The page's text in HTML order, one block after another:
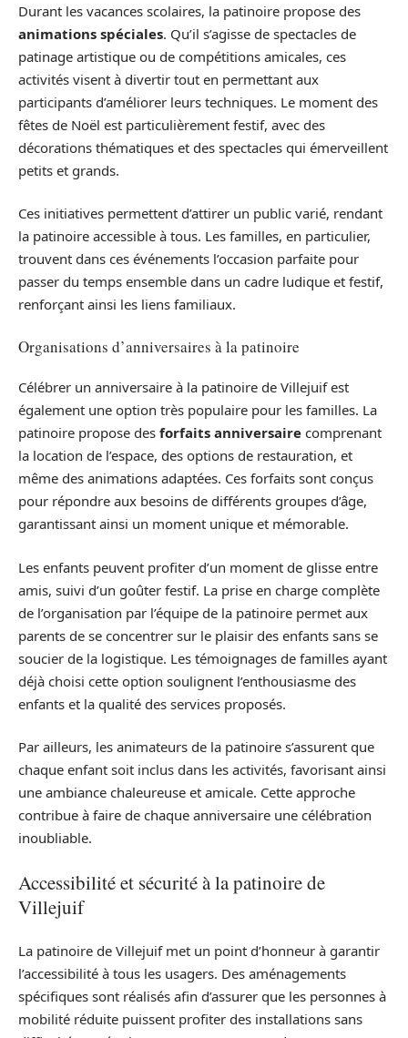
Durant les vacances scolaires, la patinoire propose des
animations spéciales. Qu’il s’agisse de spectacles de
patinage artistique ou de compétitions amicales, ces
activités visent à divertir tout en permettant aux
participants d’améliorer leurs techniques. Le moment des
fêtes de Noël est particulièrement festif, avec des
décorations thématiques et des spectacles qui émerveillent
petits et grands.
Ces initiatives permettent d’attirer un public varié, rendant
la patinoire accessible à tous. Les familles, en particulier,
trouvent dans ces événements l’occasion parfaite pour
passer du temps ensemble dans un cadre ludique et festif,
renforçant ainsi les liens familiaux.
Organisations d’anniversaires à la patinoire
Célébrer un anniversaire à la patinoire de Villejuif est
également une option très populaire pour les familles. La
patinoire propose des forfaits anniversaire comprenant
la location de l’espace, des options de restauration, et
même des animations adaptées. Ces forfaits sont conçus
pour répondre aux besoins de différents groupes d’âge,
garantissant ainsi un moment unique et mémorable.
Les enfants peuvent profiter d’un moment de glisse entre
amis, suivi d’un goûter festif. La prise en charge complète
de l’organisation par l’équipe de la patinoire permet aux
parents de se concentrer sur le plaisir des enfants sans se
soucier de la logistique. Les témoignages de familles ayant
déjà choisi cette option soulignent l’enthousiasme des
enfants et la qualité des services proposés.
Par ailleurs, les animateurs de la patinoire s’assurent que
chaque enfant soit inclus dans les activités, favorisant ainsi
une ambiance chaleureuse et amicale. Cette approche
contribue à faire de chaque anniversaire une célébration
inoubliable.
Accessibilité et sécurité à la patinoire de
Villejuif
La patinoire de Villejuif met un point d’honneur à garantir
l’accessibilité à tous les usagers. Des aménagements
spécifiques sont réalisés afin d’assurer que les personnes à
mobilité réduite puissent profiter des installations sans